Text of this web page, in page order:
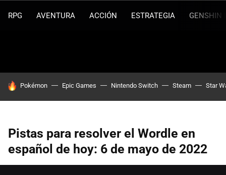
RPG AVENTURA ACCIÓN ESTRATEGIA GENSHIN
HOY SE HABLA DE
Pokémon Epic Games Nintendo Switch Steam Star
Pistas para resolver el Wordle en
español de hoy: 6 de mayo de 2022